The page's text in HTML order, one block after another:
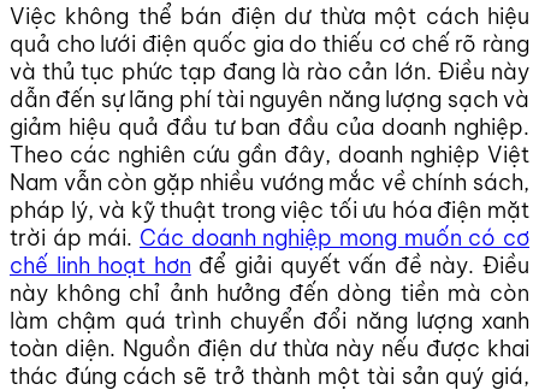
Việc không thể bán điện dư thừa một cách hiệu
quả cho lưới điện quốc gia do thiếu cơ chế rõ ràng
và thủ tục phức tạp đang là rào cản lớn. Điều này
dẫn đến sự lãng phí tài nguyên năng lượng sạch và
giảm hiệu quả đầu tư ban đầu của doanh nghiệp.
Theo các nghiên cứu gần đây, doanh nghiệp Việt
Nam vẫn còn gặp nhiều vướng mắc về chính sách,
pháp lý, và kỹ thuật trong việc tối ưu hóa điện mặt
trời áp mái. Các doanh nghiệp mong muốn có cơ
chế linh hoạt hơn để giải quyết vấn đề này. Điều
này không chỉ ảnh hưởng đến dòng tiền mà còn
làm chậm quá trình chuyển đổi năng lượng xanh
toàn diện. Nguồn điện dư thừa này nếu được khai
thác đúng cách sẽ trở thành một tài sản quý giá,